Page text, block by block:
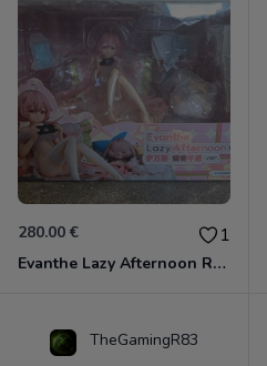
280.00 € 1
Evanthe Lazy Afternoon Red Pride of Eden
TheGamingR83